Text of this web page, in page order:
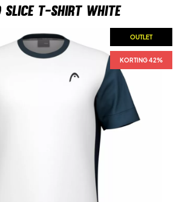
Slice T-shirt White
OUTLET
KORTING 42%
OUTLET
KORTING 42%